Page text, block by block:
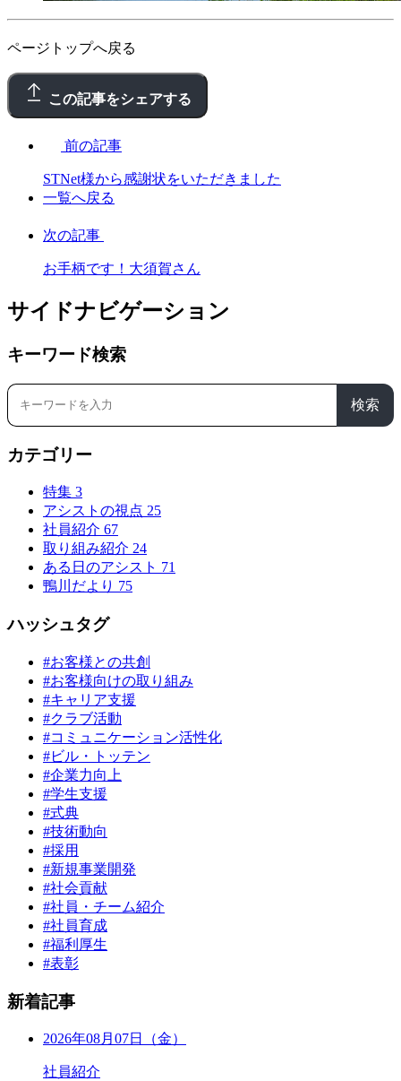
ページトップへ戻る
この記事をシェアする
前の記事
STNet様から感謝状をいただきました
一覧へ戻る
次の記事
お手柄です！大須賀さん
サイドナビゲーション
キーワード検索
検索
カテゴリー
特集 3
アシストの視点 25
社員紹介 67
取り組み紹介 24
ある日のアシスト 71
鴨川だより 75
ハッシュタグ
#お客様との共創
#お客様向けの取り組み
#キャリア支援
#クラブ活動
#コミュニケーション活性化
#ビル・トッテン
#企業力向上
#学生支援
#式典
#技術動向
#採用
#新規事業開発
#社会貢献
#社員・チーム紹介
#社員育成
#福利厚生
#表彰
新着記事
2026年08月07日（金）
社員紹介